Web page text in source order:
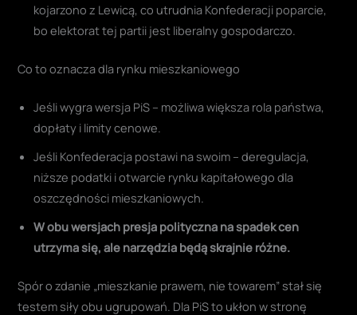
kojarzono z Lewicą, co utrudnia Konfederacji poparcie,
bo elektorat tej partii jest liberalny gospodarczo.
Co to oznacza dla rynku mieszkaniowego
Jeśli wygra wersja PiS – możliwa większa rola państwa,
dopłaty i limity cenowe.
Jeśli Konfederacja postawi na swoim – deregulacja,
niższe podatki i otwarcie rynku kapitałowego dla
oszczędności mieszkaniowych.
W obu wersjach presja polityczna na spadek cen
utrzyma się, ale narzędzia będą skrajnie różne.
Spór o zdanie „mieszkanie prawem, nie towarem” stał się
testem siły obu ugrupowań. Dla PiS to ukłon w stronę